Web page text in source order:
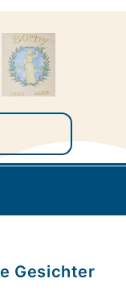
Gesichter